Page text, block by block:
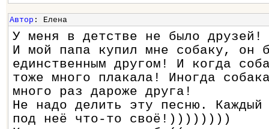
Автор : Елена
У меня в детстве не было друзей!
И мой папа купил мне собаку, он
единственным другом! И когда
тоже много плакала! Иногда
много раз дароже друга!
Не надо делить эту песню. Каждый
под неё что-то своё!))))))))